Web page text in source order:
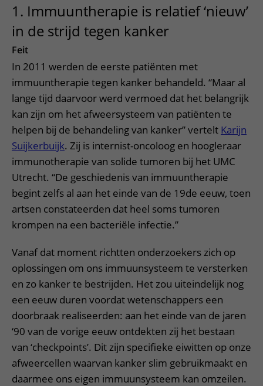
1. Immuuntherapie is relatief ‘nieuw’
in de strijd tegen kanker
Feit
In 2011 werden de eerste patiënten met
immuuntherapie tegen kanker behandeld. “Maar al
lange tijd daarvoor werd vermoed dat het belangrijk
kan zijn om het afweersysteem van patiënten te
helpen bij de behandeling van kanker” vertelt Karijn
Suijkerbuijk. Zij is internist-oncoloog en hoogleraar
immunotherapie van solide tumoren bij het UMC
Utrecht. “De geschiedenis van immuuntherapie
begint zelfs al aan het einde van de 19de eeuw, toen
artsen constateerden dat heel soms tumoren
krompen na een bacteriële infectie.”
Vanaf dat moment richtten onderzoekers zich op
oplossingen om ons immuunsysteem te versterken
en zo kanker te bestrijden. Het zou uiteindelijk nog
een eeuw duren voordat wetenschappers een
doorbraak realiseerden: aan het einde van de jaren
‘90 van de vorige eeuw ontdekten zij het bestaan
van ‘checkpoints’. Dit zijn specifieke eiwitten op onze
afweercellen waarvan kanker slim gebruikmaakt en
daarmee ons eigen immuunsysteem kan omzeilen.